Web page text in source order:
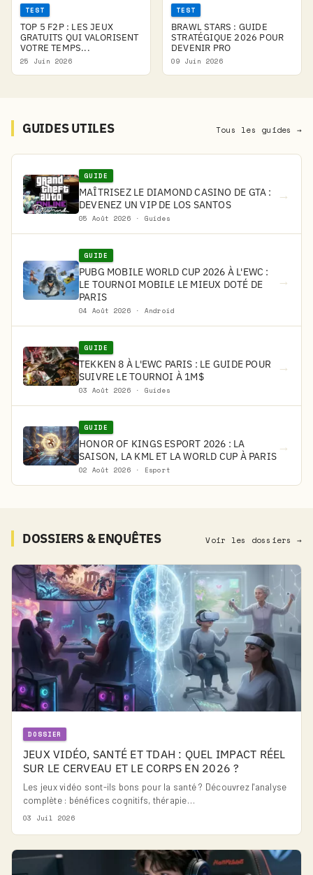
TEST
TOP 5 F2P : LES JEUX
GRATUITS QUI VALORISENT
VOTRE TEMPS...
25 Juin 2026
TEST
BRAWL STARS : GUIDE
STRATÉGIQUE 2026 POUR
DEVENIR PRO
09 Juin 2026
GUIDES UTILES Tous les guides →
GUIDE
MAÎTRISEZ LE DIAMOND CASINO DE GTA :
DEVENEZ UN VIP DE LOS SANTOS
05 Août 2026 · Guides
→
GUIDE
PUBG MOBILE WORLD CUP 2026 À L'EWC :
LE TOURNOI MOBILE LE MIEUX DOTÉ DE
PARIS
04 Août 2026 · Android
→
GUIDE
TEKKEN 8 À L'EWC PARIS : LE GUIDE POUR
SUIVRE LE TOURNOI À 1M$
03 Août 2026 · Guides
→
GUIDE
HONOR OF KINGS ESPORT 2026 : LA
SAISON, LA KML ET LA WORLD CUP À PARIS
02 Août 2026 · Esport
→
DOSSIERS & ENQUÊTES Voir les dossiers →
DOSSIER
JEUX VIDÉO, SANTÉ ET TDAH : QUEL IMPACT RÉEL
SUR LE CERVEAU ET LE CORPS EN 2026 ?
Les jeux vidéo sont-ils bons pour la santé ? Découvrez l'analyse
complète : bénéfices cognitifs, thérapie…
03 Juil 2026